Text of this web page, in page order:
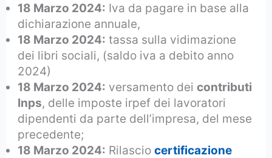
18 Marzo 2024: Iva da pagare in base alla
dichiarazione annuale,
18 Marzo 2024: tassa sulla vidimazione
dei libri sociali, (saldo iva a debito anno
2024)
18 Marzo 2024: versamento deicontributi
Inps, delle imposte irpef dei lavoratori
dipendenti da parte dell’impresa, del mese
precedente;
18 Marzo 2024: Rilasciocertificazione